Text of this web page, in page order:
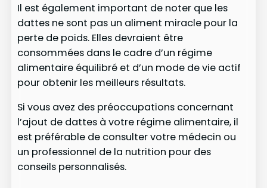
Il est également important de noter que les
dattes ne sont pas un aliment miracle pour la
perte de poids. Elles devraient être
consommées dans le cadre d’un régime
alimentaire équilibré et d’un mode de vie actif
pour obtenir les meilleurs résultats.
Si vous avez des préoccupations concernant
l’ajout de dattes à votre régime alimentaire, il
est préférable de consulter votre médecin ou
un professionnel de la nutrition pour des
conseils personnalisés.